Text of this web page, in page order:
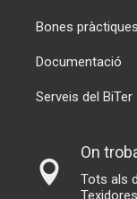
Bones pràctiques
Documentació
Serveis del BiTer
On
Tots als
Texidores.